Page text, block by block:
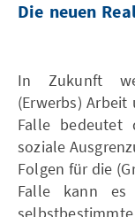
(...) Die neuen
In Zukunft
(Erwerbs)
Falle bedeutet
soziale
Folgen für die
Falle kann